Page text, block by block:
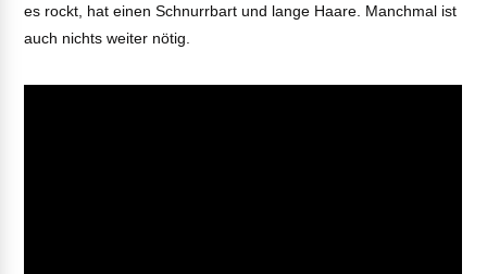
es rockt, hat einen Schnurrbart und lange Haare. Manchmal ist
auch nichts weiter nötig.